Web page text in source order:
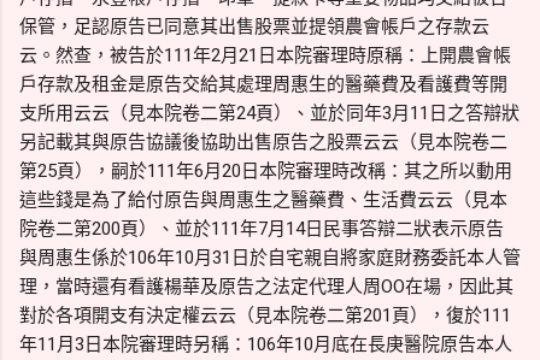
保管，足認原告已同意其出售股票並提領農會帳戶之存款云
云。然查，被告於111年2月21日本院審理時原稱：上開農會帳
戶存款及租金是原告交給其處理周惠生的醫藥費及看護費等開
支所用云云（見本院卷二第24頁）、並於同年3月11日之答辯狀
另記載其與原告協議後協助出售原告之股票云云（見本院卷二
第25頁），嗣於111年6月20日本院審理時改稱：其之所以動用
這些錢是為了給付原告與周惠生之醫藥費、生活費云云（見本
院卷二第200頁）、並於111年7月14日民事答辯二狀表示原告
與周惠生係於106年10月31日於自宅親自將家庭財務委託本人管
理，當時還有看護楊華及原告之法定代理人周OO在場，因此其
對於各項開支有決定權云云（見本院卷二第201頁），復於111
年11月3日本院審理時另稱：106年10月底在長庚醫院原告本人